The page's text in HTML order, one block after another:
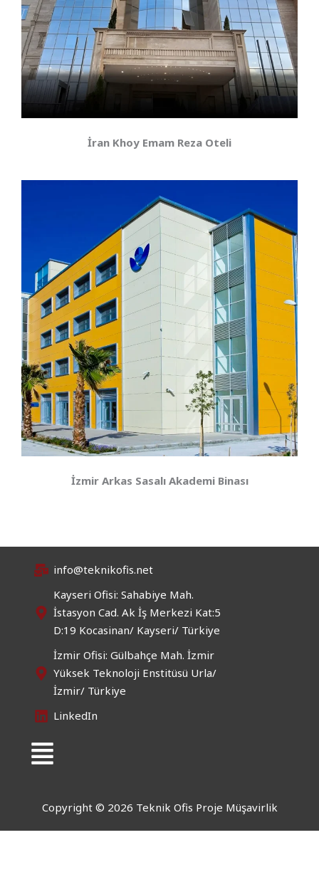
İran Khoy Emam Reza Oteli
İzmir Arkas Sasalı Akademi Binası
info@teknikofis.net
Kayseri Ofisi: Sahabiye Mah.
İstasyon Cad. Ak İş Merkezi Kat:5
D:19 Kocasinan/ Kayseri/ Türkiye
İzmir Ofisi: Gülbahçe Mah. İzmir
Yüksek Teknoloji Enstitüsü Urla/
İzmir/ Türkiye
LinkedIn
Menü
Copyright © 2026 Teknik Ofis Proje Müşavirlik